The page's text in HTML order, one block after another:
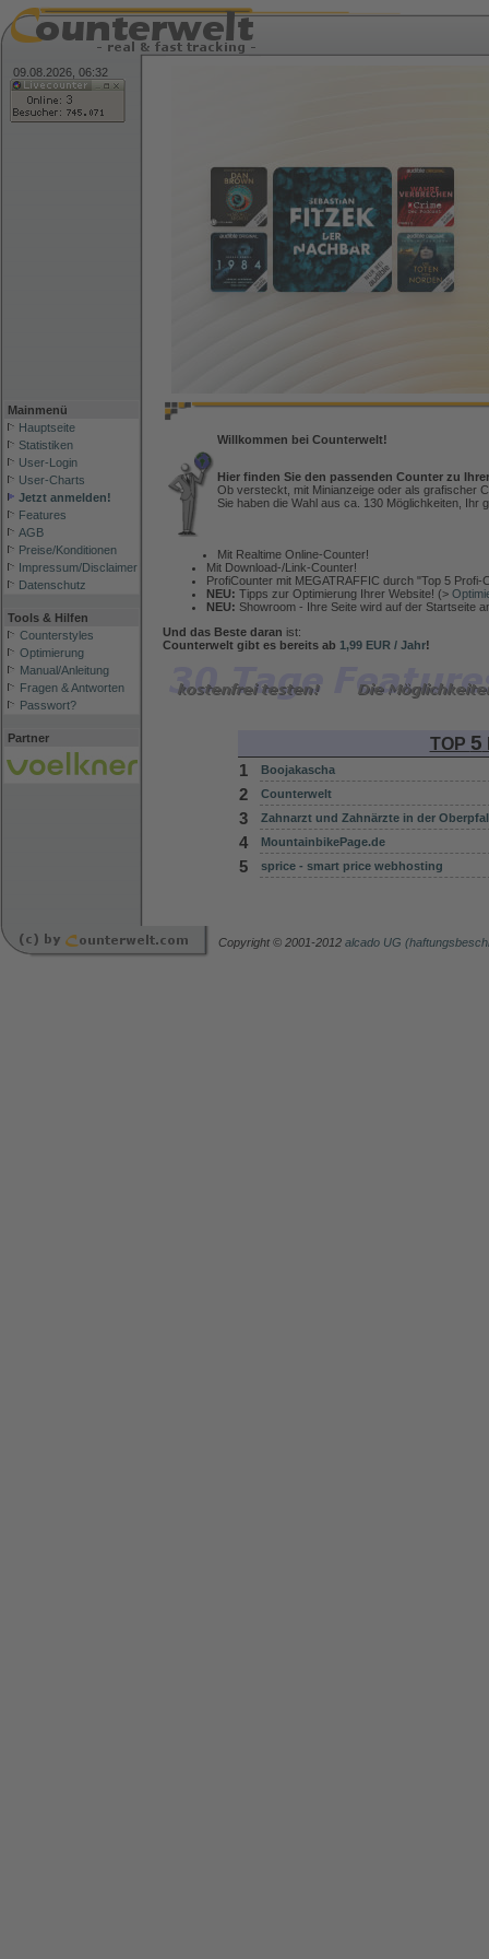
09.08.2026, 06:32
Mainmenü
Hauptseite
Statistiken
User-Login
User-Charts
Jetzt anmelden!
Features
AGB
Preise/Konditionen
Impressum/Disclaimer
Datenschutz
Tools & Hilfen
Counterstyles
Optimierung
Manual/Anleitung
Fragen & Antworten
Passwort?
Partner
Willkommen bei Counterwelt!
Hier finden Sie den passenden Counter zu
Ob versteckt, mit Minianzeige oder als grafischer
Sie haben die Wahl aus ca. 130 Möglichkeiten, Ihr
Mit Realtime Online-Counter!
Mit Download-/Link-Counter!
ProfiCounter mit MEGATRAFFIC durch "Top 5 Profi-
NEU: Tipps zur Optimierung Ihrer Website! (>
NEU: Showroom - Ihre Seite wird auf der Startseite
Und das Beste daran ist:
Counterwelt gibt es bereits ab 1,99 EUR / Jahr!
TOP 5
1
Boojakascha
2 Counterwelt
3 Zahnarzt und Zahnärzte in der
4 MountainbikePage.de
5 sprice - smart price webhosting
Copyright © 2001-2012 alcado UG